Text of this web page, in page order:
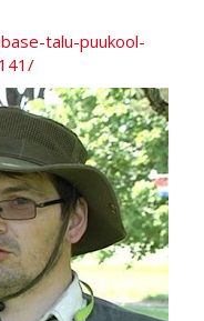
talu-puukool-